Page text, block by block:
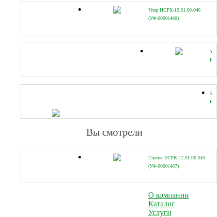
Упор ИСРК-12.01.00.048
(УФ-00001480)
Вы смотрели
Платик ИСРК-12.01.00.049
(УФ-00001487)
О компании
Каталог
Услуги